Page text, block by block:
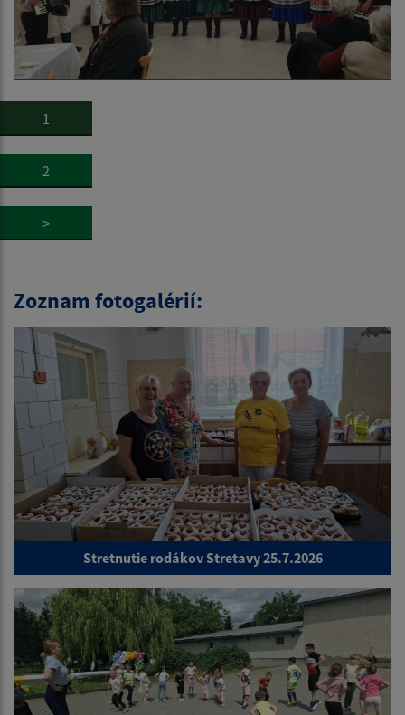
1
2
>
Zoznam fotogalérií:
Stretnutie rodákov Stretavy 25.7.2026